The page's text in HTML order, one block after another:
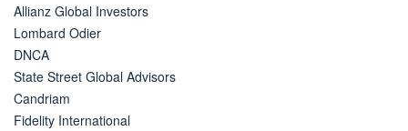
Allianz Global Investors
Lombard Odier
DNCA
State Street Global Advisors
Candriam
Fidelity International